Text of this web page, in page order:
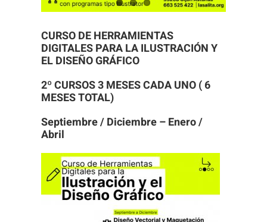
CURSO DE HERRAMIENTAS
DIGITALES PARA LA ILUSTRACIÓN Y
EL DISEÑO GRÁFICO
2º CURSOS 3 MESES CADA UNO ( 6
MESES TOTAL)
Septiembre / Diciembre – Enero /
Abril
opcionales.
necesarias
para que
web.
Para que
podamos
mejorar la
funcionalidad
y estructura